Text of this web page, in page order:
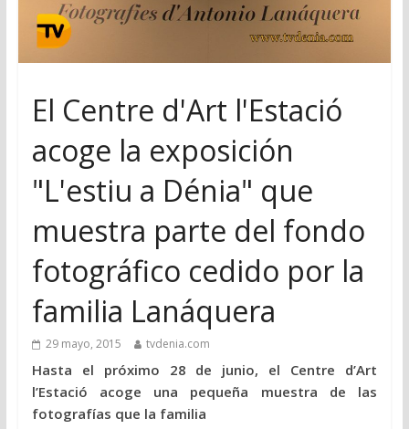
El Centre d'Art l'Estació
acoge la exposición
"L'estiu a Dénia" que
muestra parte del fondo
fotográfico cedido por la
familia Lanáquera
29 mayo, 2015 tvdenia.com
Hasta el próximo 28 de junio, el Centre d’Art
l’Estació acoge una pequeña muestra de las
fotografías que la familia